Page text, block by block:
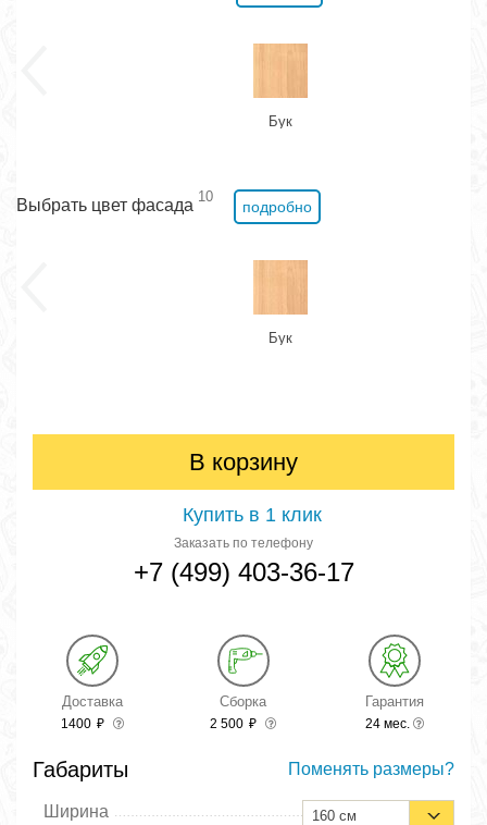
Бук
Выбрать цвет фасада 10
подробно
Бук
В корзину
Купить в 1 клик
Заказать по телефону
+7 (499) 403-36-17
Доставка
1400 ₽
Сборка
2 500 ₽
Гарантия
24 мес.
Габариты Поменять размеры?
Ширина 160 см